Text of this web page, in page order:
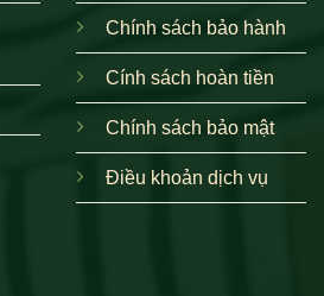
Chính sách bảo hành
Cính sách hoàn tiền
Chính sách bảo mật
Điều khoản dịch vụ